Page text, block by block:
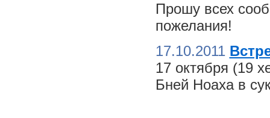
Прошу всех
пожелания!
17.10.2011
17 октября (19
Бней Ноаха в